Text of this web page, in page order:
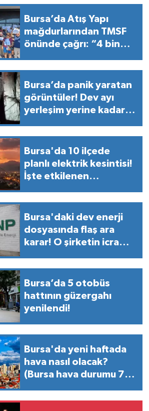
Bursa’da Atış Yapı
mağdurlarından TMSF
önünde çağrı: “4 bin
soruyoruz”
Bursa’da panik yaratan
görüntüler! Dev ayı
yerleşim yerine kadar
Bursa'da 10 ilçede
planlı elektrik kesintisi!
İşte etkilenen
Salı)
Bursa'daki dev enerji
dosyasında flaş ara
karar! O şirketin icra
Bursa’da 5 otobüs
hattının güzergahı
yenilendi!
Bursa'da yeni haftada
hava nasıl olacak?
(Bursa hava durumu 7